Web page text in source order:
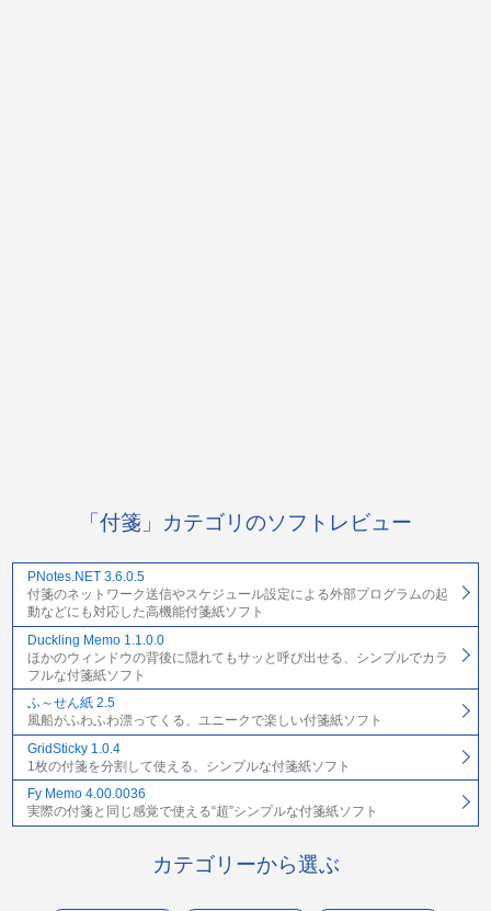
「付箋」カテゴリのソフトレビュー
PNotes.NET 3.6.0.5
付箋のネットワーク送信やスケジュール設定による外部プログラムの起
動などにも対応した高機能付箋紙ソフト
Duckling Memo 1.1.0.0
ほかのウィンドウの背後に隠れてもサッと呼び出せる、シンプルでカラ
フルな付箋紙ソフト
ふ～せん紙 2.5
風船がふわふわ漂ってくる、ユニークで楽しい付箋紙ソフト
GridSticky 1.0.4
1枚の付箋を分割して使える、シンプルな付箋紙ソフト
Fy Memo 4.00.0036
実際の付箋と同じ感覚で使える“超”シンプルな付箋紙ソフト
カテゴリーから選ぶ